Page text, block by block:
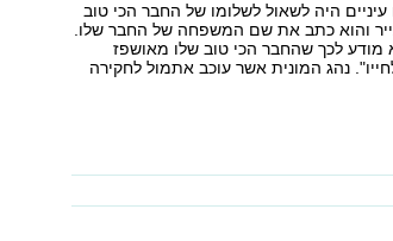
היה לשאול לשלומו של החבר הכי טוב
והוא כתב את שם המשפחה של החבר שלו.
מודע לכך שהחבר הכי טוב שלו מאושפז
נהג המונית אשר עוכב אתמול לחקירה